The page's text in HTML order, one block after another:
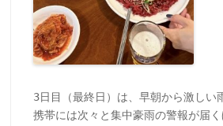
3日目（最終日）は、早朝から激しい
携帯には次々と集中豪雨の警報が届